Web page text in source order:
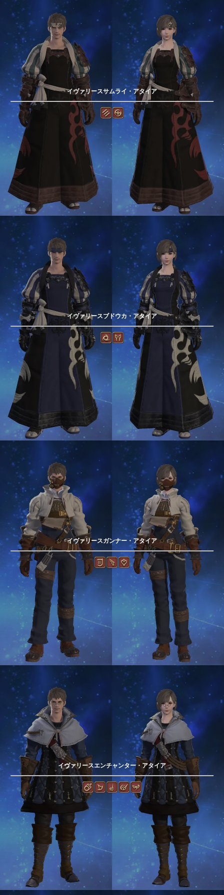
イヴァリースサムライ・アタイア
イヴァリースブドウカ・アタイア
イヴァリースガンナー・アタイア
イヴァリースエンチャンター・アタイア